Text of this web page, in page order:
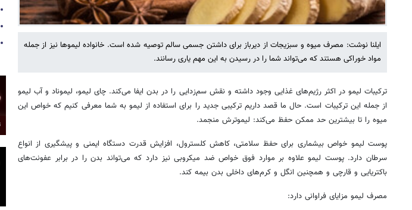
ایلنا نوشت: مصرف میوه و سبزیجات از دیرباز برای داشتن جسمی سالم توصیه شده است. خانواده لیموها نیز از جمله
مواد خوراکی هستند که می‌تواند شما را در رسیدن به این مهم یاری رسانند.
ترکیبات لیمو در اکثر رژیم‌های غذایی وجود داشته و نقش سم‌زدایی را در بدن ایفا می‌کند. چای لیمو، لیموناد و آب لیمو
از جمله‌ این ترکیبات است. حال ما قصد داریم ترکیبی جدید را برای استفاده از لیمو به شما معرفی کنیم که خواص این
میوه را تا بیشترین حد ممکن حفظ می‌کند: لیموترش منجمد.
پوست لیمو خواص بیشماری برای حفظ سلامتی، کاهش کلسترول، افزایش قدرت دستگاه ایمنی و پیشگیری از انواع
سرطان‌ دارد. پوست لیمو علاوه بر موارد فوق خواص ضد میکروبی نیز دارد که می‌تواند بدن را در برابر عفونت‌های
باکتریایی و قارچی و همچنین انگل و کرم‌های داخلی بدن بیمه کند.
مصرف لیمو مزایای فراوانی دارد: